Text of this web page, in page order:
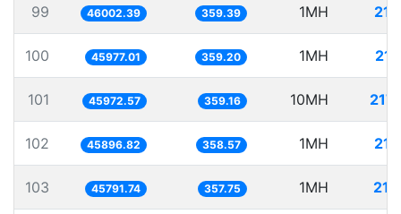
99 46002.39 359.39 1MH
100 45977.01 359.20 1MH
101 45972.57 359.16 10MH
102 45896.82 358.57 1MH
103 45791.74 357.75 1MH